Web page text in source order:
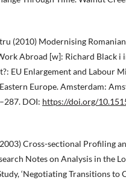
(2010) Modernising
Abroad [w]: Richard Black i
EU Enlargement and Labour
Europe. Amsterdam:
DOI: https://doi.org/
Cross-sectional Profiling
Notes on Analysis in the
‘Negotiating Transitions to